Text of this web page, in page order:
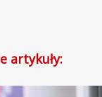
artykuły: